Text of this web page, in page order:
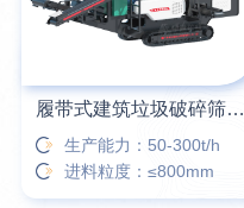
履带式建筑垃圾破碎筛分站
生产能力：50-300t/h
进料粒度：≤800mm